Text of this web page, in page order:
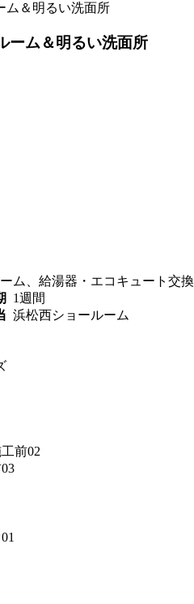
ム＆明るい洗面所
ーム＆明るい洗面所
ム、給湯器・エコキュート交換
1週間
浜松西ショールーム